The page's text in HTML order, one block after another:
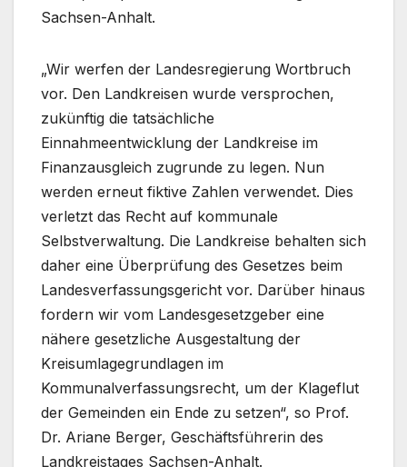
Sachsen-Anhalt.
„Wir werfen der Landesregierung Wortbruch
vor. Den Landkreisen wurde versprochen,
zukünftig die tatsächliche
Einnahmeentwicklung der Landkreise im
Finanzausgleich zugrunde zu legen. Nun
werden erneut fiktive Zahlen verwendet. Dies
verletzt das Recht auf kommunale
Selbstverwaltung. Die Landkreise behalten sich
daher eine Überprüfung des Gesetzes beim
Landesverfassungsgericht vor. Darüber hinaus
fordern wir vom Landesgesetzgeber eine
nähere gesetzliche Ausgestaltung der
Kreisumlagegrundlagen im
Kommunalverfassungsrecht, um der Klageflut
der Gemeinden ein Ende zu setzen“, so Prof.
Dr. Ariane Berger, Geschäftsführerin des
Landkreistages Sachsen-Anhalt.